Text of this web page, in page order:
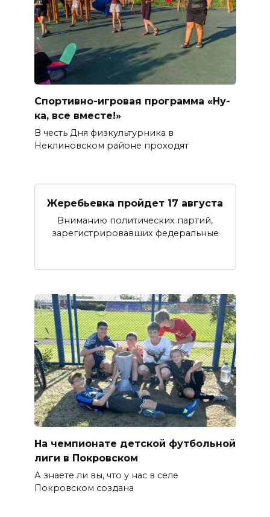
Спортивно-игровая программа «Ну-
ка, все вместе!»
В честь Дня физкультурника в
Неклиновском районе проходят
Жеребьевка пройдет 17 августа
Вниманию политических партий,
зарегистрировавших федеральные
На чемпионате детской футбольной
лиги в Покровском
А знаете ли вы, что у нас в селе
Покровском создана